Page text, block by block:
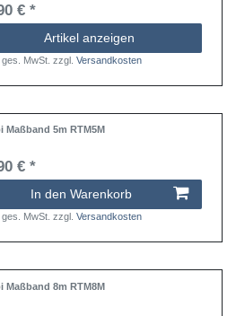
€ *
Artikel anzeigen
MwSt. zzgl.Versandkosten
Maßband 5m RTM5M
€ *
In den Warenkorb
MwSt. zzgl.Versandkosten
Maßband 8m RTM8M